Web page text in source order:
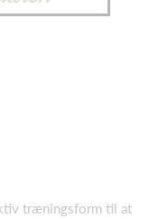
træningsform til at